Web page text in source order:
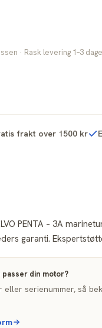
· Rask levering 1–3
frakt over 1500 kr
PENTA – 3A
garanti.
passer din motor?
eller serienummer, så